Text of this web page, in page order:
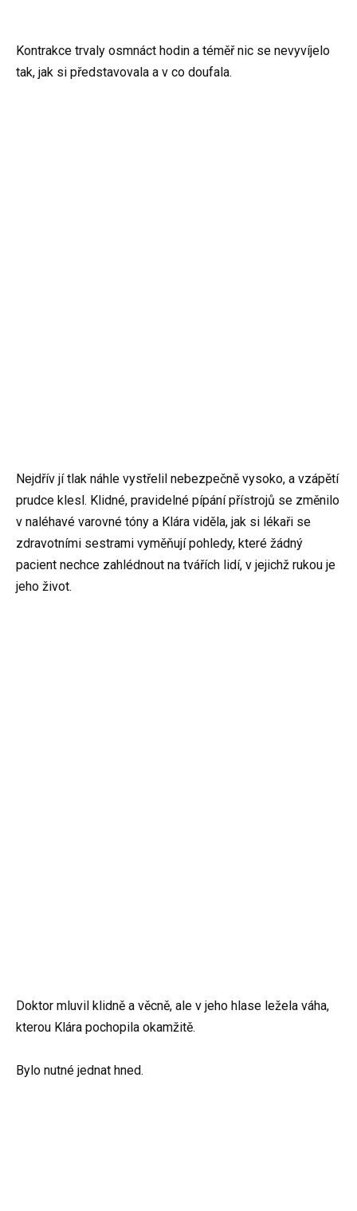
Kontrakce trvaly osmnáct hodin a téměř nic se nevyvíjelo
tak, jak si představovala a v co doufala.
Nejdřív jí tlak náhle vystřelil nebezpečně vysoko, a vzápětí
prudce klesl. Klidné, pravidelné pípání přístrojů se změnilo
v naléhavé varovné tóny a Klára viděla, jak si lékaři se
zdravotními sestrami vyměňují pohledy, které žádný
pacient nechce zahlédnout na tvářích lidí, v jejichž rukou je
jeho život.
Doktor mluvil klidně a věcně, ale v jeho hlase ležela váha,
kterou Klára pochopila okamžitě.
Bylo nutné jednat hned.